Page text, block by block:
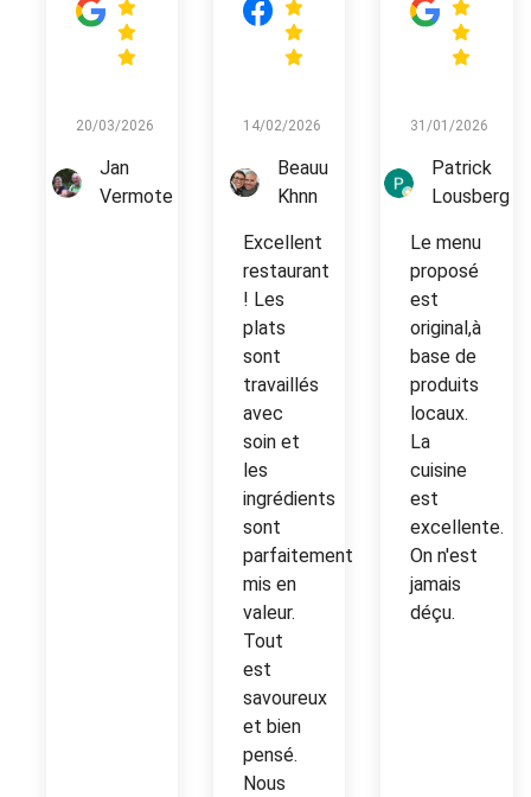
20/03/2026
Jan
Vermote
14/02/2026
Beauu
Khnn
Excellent
restaurant
! Les
plats
sont
travaillés
avec
soin et
les
ingrédients
sont
parfaitement
mis en
valeur.
Tout
est
savoureux
et bien
pensé.
Nous
31/01/2026
Patrick
Lousberg
Le menu
proposé
est
original,à
base de
produits
locaux.
La
cuisine
est
excellente.
On n'est
jamais
déçu.